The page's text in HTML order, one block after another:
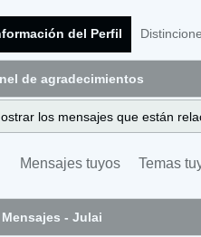
del Perfil
de agradecimientos
los mensajes que están
Mensajes tuyos Temas
Mensajes - Julai